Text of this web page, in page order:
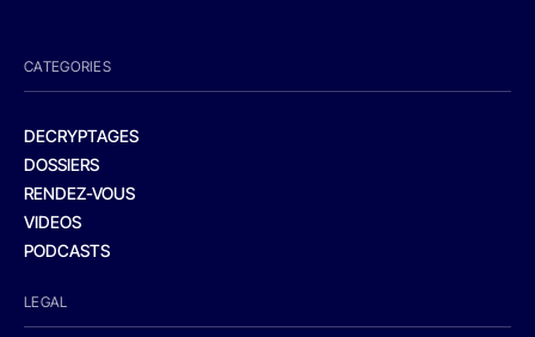
CATEGORIES
DECRYPTAGES
DOSSIERS
RENDEZ-VOUS
VIDEOS
PODCASTS
LEGAL